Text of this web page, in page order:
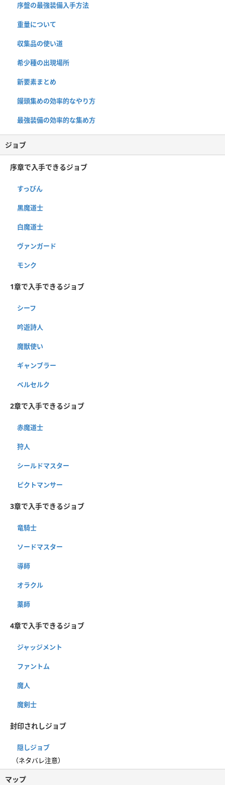
序盤の最強装備入手方法
重量について
収集品の使い道
希少種の出現場所
新要素まとめ
饅頭集めの効率的なやり方
最強装備の効率的な集め方
ジョブ
序章で入手できるジョブ
すっぴん
黒魔道士
白魔道士
ヴァンガード
モンク
1章で入手できるジョブ
シーフ
吟遊詩人
魔獣使い
ギャンブラー
ベルセルク
2章で入手できるジョブ
赤魔道士
狩人
シールドマスター
ピクトマンサー
3章で入手できるジョブ
竜騎士
ソードマスター
導師
オラクル
薬師
4章で入手できるジョブ
ジャッジメント
ファントム
魔人
魔剣士
封印されしジョブ
隠しジョブ
（ネタバレ注意）
マップ